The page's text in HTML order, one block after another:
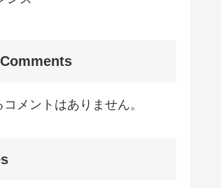
メントはありません。